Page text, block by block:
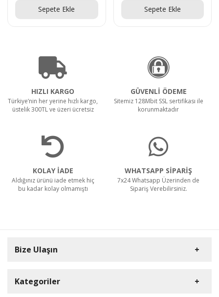
Sepete Ekle
Sepete Ekle
HIZLI KARGO
Türkiye’nin her yerine hızlı kargo,
üstelik 300TL ve üzeri ücretsiz
GÜVENLİ ÖDEME
Sitemiz 128Mbit SSL sertifikası ile
korunmaktadır
KOLAY İADE
Aldığınız ürünü iade etmek hiç
bu kadar kolay olmamıştı
WHATSAPP SİPARİŞ
7x24 Whatsapp Üzerinden de
Sipariş Verebilirsiniz.
Bize Ulaşın
Kategoriler